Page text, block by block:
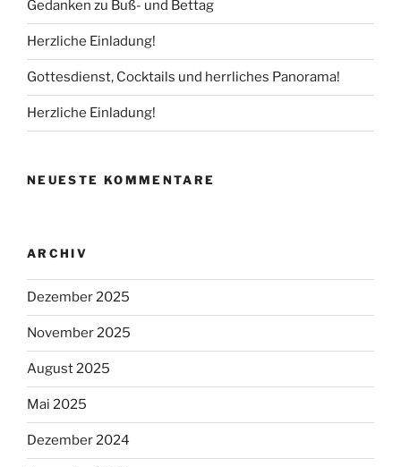
Gedanken zu Buß- und Bettag
Herzliche Einladung!
Gottesdienst, Cocktails und herrliches Panorama!
Herzliche Einladung!
NEUESTE KOMMENTARE
ARCHIV
Dezember 2025
November 2025
August 2025
Mai 2025
Dezember 2024